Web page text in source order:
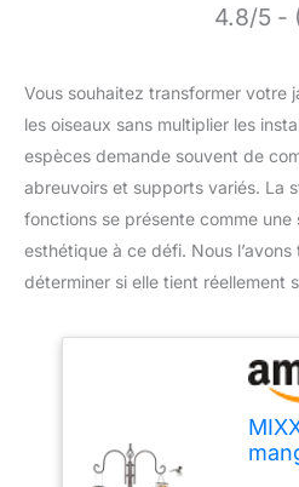
4.8/5 -
Vous souhaitez transformer votre
les oiseaux sans multiplier les
espèces demande souvent de
abreuvoirs et supports variés. La
fonctions se présente comme une
esthétique à ce défi. Nous
déterminer si elle tient réellement